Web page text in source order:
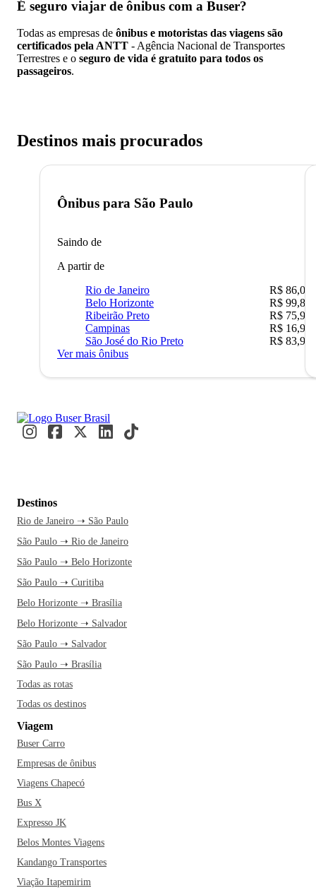
É seguro viajar de ônibus com a Buser?
Todas as empresas de ônibus e motoristas das viagens são
certificados pela ANTT - Agência Nacional de Transportes
Terrestres e o seguro de vida é gratuito para todos os
passageiros.
Destinos mais procurados
Ônibus para São Paulo
Saindo de
A partir de
Rio de Janeiro
R$ 86,00
Belo Horizonte
R$ 99,89
Ribeirão Preto
R$ 75,90
Campinas
R$ 16,90
São José do Rio Preto
R$ 83,90
Ver mais ônibus
Destinos
Rio de Janeiro ➝ São Paulo
São Paulo ➝ Rio de Janeiro
São Paulo ➝ Belo Horizonte
São Paulo ➝ Curitiba
Belo Horizonte ➝ Brasília
Belo Horizonte ➝ Salvador
São Paulo ➝ Salvador
São Paulo ➝ Brasília
Todas as rotas
Todas os destinos
Viagem
Buser Carro
Empresas de ônibus
Viagens Chapecó
Bus X
Expresso JK
Belos Montes Viagens
Kandango Transportes
Viação Itapemirim